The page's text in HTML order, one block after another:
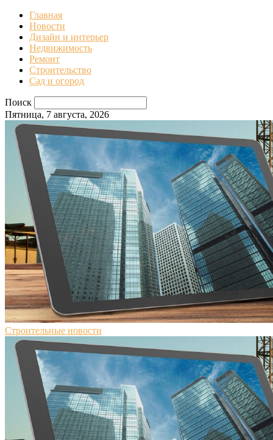
Главная
Новости
Дизайн и интерьер
Недвижимость
Ремонт
Строительство
Сад и огород
Поиск
Пятница, 7 августа, 2026
Строительные новости